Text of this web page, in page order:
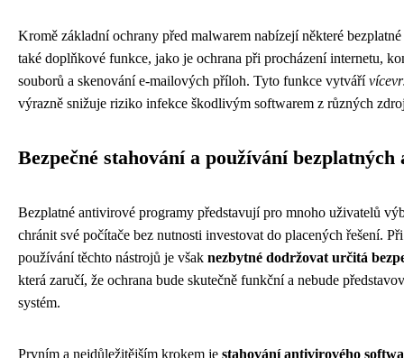
Kromě základní ochrany před malwarem nabízejí některé
také doplňkové funkce, jako je ochrana při procházení internetu,
souborů a skenování e-mailových příloh. Tyto funkce vytváří
výrazně snižuje riziko infekce škodlivým softwarem z různých
Bezpečné stahování a používání
Bezplatné antivirové programy představují pro mnoho uživatelů
chránit své počítače bez nutnosti investovat do placených řešení.
používání těchto nástrojů je však nezbytné dodržovat určitá
která zaručí, že ochrana bude skutečně funkční a nebude
systém.
Prvním a nejdůležitějším krokem je stahování antivirového